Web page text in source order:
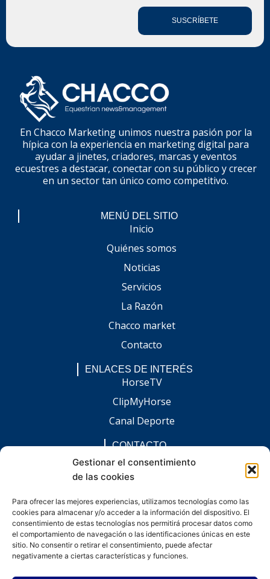
Gestionar el consentimiento
de las cookies
Para ofrecer las mejores experiencias, utilizamos tecnologías como las
cookies para almacenar y/o acceder a la información del dispositivo. El
consentimiento de estas tecnologías nos permitirá procesar datos como
el comportamiento de navegación o las identificaciones únicas en este
sitio. No consentir o retirar el consentimiento, puede afectar
negativamente a ciertas características y funciones.
SUSCRÍBETE
En Chacco Marketing unimos nuestra pasión por la
hípica con la experiencia en marketing digital para
ayudar a jinetes, criadores, marcas y eventos
ecuestres a destacar, conectar con su público y crecer
en un sector tan único como competitivo.
MENÚ DEL SITIO
Inicio
Quiénes somos
Noticias
Servicios
La Razón
Chacco market
Contacto
ENLACES DE INTERÉS
HorseTV
ClipMyHorse
Canal Deporte
CONTACTO
comunicacion@chaccoinfo.com
Presentes en todo el ámbito nacional
F
a
c
e
b
o
I
n
s
t
a
g
L
i
n
k
e
d
E
n
v
e
l
o
W
h
a
t
s